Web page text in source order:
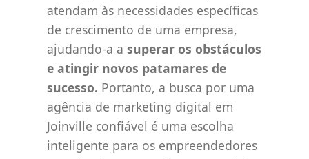
atendam às necessidades específicas
de crescimento de uma empresa,
ajudando-a a superar os obstáculos
e atingir novos patamares de
sucesso. Portanto, a busca por uma
agência de marketing digital em
Joinville confiável é uma escolha
inteligente para os empreendedores